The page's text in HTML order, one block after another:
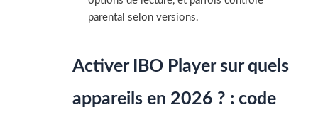
parental selon versions.
Activer IBO Player sur quels
appareils en 2026 ? : code